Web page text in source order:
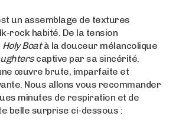
un assemblage de textures
rock habité. De la tension
Holy Boatà la douceur mélancolique
captive par sa sincérité.
œuvre brute, imparfaite et
Nous allons vous recommander
minutes de respiration et de
belle surprise ci-dessous :